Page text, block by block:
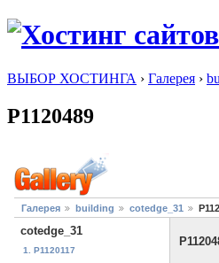
ВЫБОР ХОСТИНГА › Галерея ›
P1120489
Галерея building cotedge_31
cotedge_31
1. P1120117